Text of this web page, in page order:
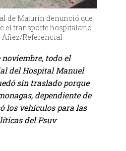
de Maturín denunció que
el transporte hospitalario
Añez/Referencial
todo el
del Hospital Manuel
sin traslado porque
dependiente de
los vehículos para las
del Psuv